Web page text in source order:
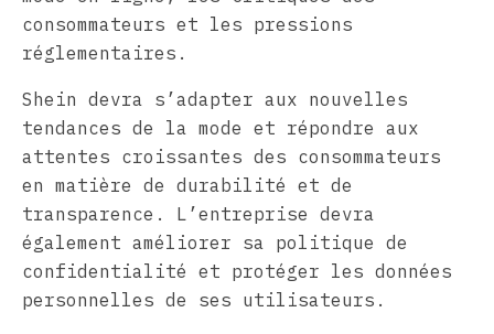
consommateurs et les pressions
réglementaires.
Shein devra s’adapter aux nouvelles
tendances de la mode et répondre aux
attentes croissantes des consommateurs
en matière de durabilité et de
transparence. L’entreprise devra
également améliorer sa politique de
confidentialité et protéger les données
personnelles de ses utilisateurs.